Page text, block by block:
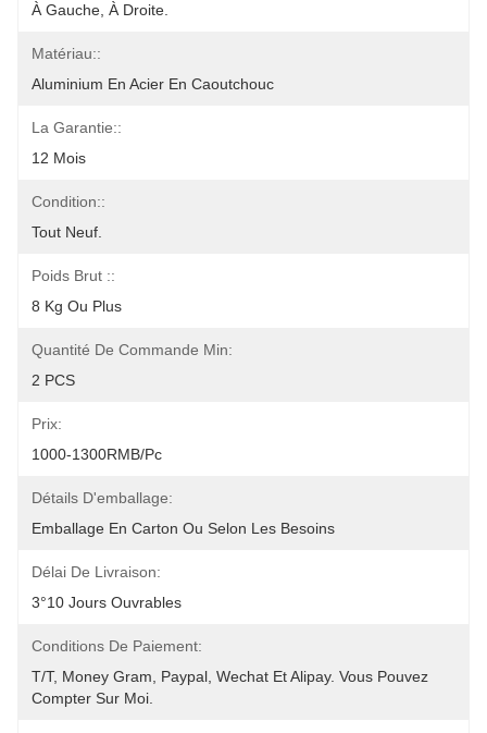
À Gauche, À Droite.
Matériau::
Aluminium En Acier En Caoutchouc
La Garantie::
12 Mois
Condition::
Tout Neuf.
Poids Brut ::
8 Kg Ou Plus
Quantité De Commande Min:
2 PCS
Prix:
1000-1300RMB/Pc
Détails D'emballage:
Emballage En Carton Ou Selon Les Besoins
Délai De Livraison:
3°10 Jours Ouvrables
Conditions De Paiement:
T/T, Money Gram, Paypal, Wechat Et Alipay. Vous Pouvez
Compter Sur Moi.